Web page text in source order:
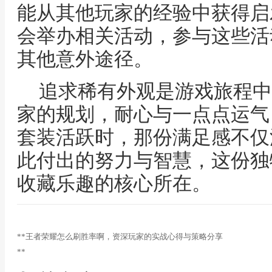
能从其他玩家的经验中获得
会举办相关活动，参与这些
其他意外途径。
追求稀有外观是游戏旅程
家的规划，耐心与一点点运
套装活跃时，那份满足感不
此付出的努力与智慧，这份
收藏乐趣的核心所在。
**王者荣耀怎么刷胜率啊，资深玩家的实战心得与策略分享
**